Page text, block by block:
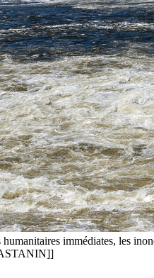
humanitaires immédiates, les